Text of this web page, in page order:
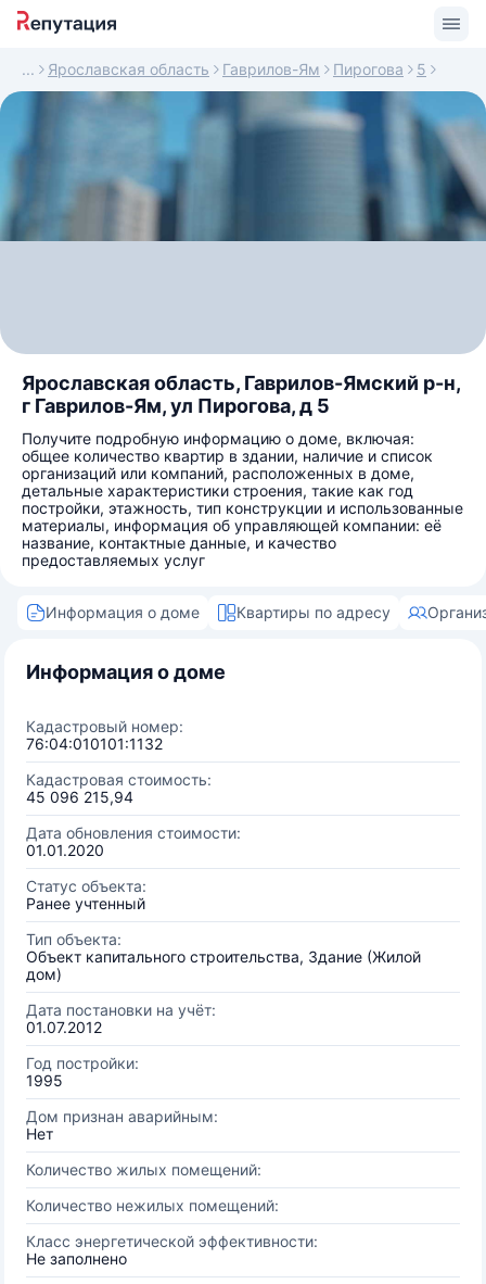
Ярославская область Гаврилов-Ям Пирогова 5
Ярославская область, Гаврилов-Ямский р-н,
г Гаврилов-Ям, ул Пирогова, д 5
Получите подробную информацию о доме, включая:
общее количество квартир в здании, наличие и список
организаций или компаний, расположенных в доме,
детальные характеристики строения, такие как год
постройки, этажность, тип конструкции и использованные
материалы, информация об управляющей компании: её
название, контактные данные, и качество
предоставляемых услуг
Информация о доме Квартиры по адресу
Информация о доме
Кадастровый номер:
76:04:010101:1132
Кадастровая стоимость:
45 096 215,94
Дата обновления стоимости:
01.01.2020
Статус объекта:
Ранее учтенный
Тип объекта:
Объект капитального строительства, Здание (Жилой
дом)
Дата постановки на учёт:
01.07.2012
Год постройки:
1995
Дом признан аварийным:
Нет
Количество жилых помещений:
Количество нежилых помещений:
Класс энергетической эффективности:
Не заполнено